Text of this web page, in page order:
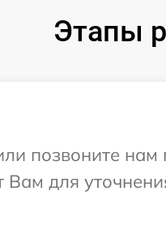
Этапы
позвоните
для